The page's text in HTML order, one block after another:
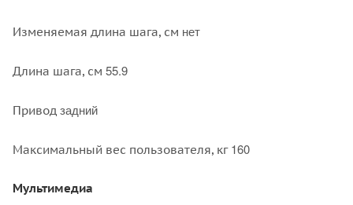
Изменяемая длина шага, см нет
Длина шага, см 55.9
Привод задний
Максимальный вес пользователя, кг 160
Мультимедиа